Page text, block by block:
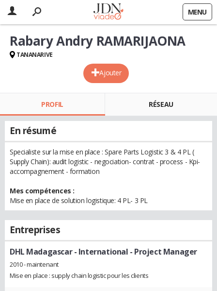
MENU
Ajouter
Rabary Andry RAMARIJAONA
TANANARIVE
PROFIL RÉSEAU
En résumé
Specialiste sur la mise en place : Spare Parts Logistic 3 & 4 PL (
Supply Chain): audit logistic - negociation- contrat - process - Kpi-
accompagnement - formation
Mes compétences :
Mise en place de solution logistique: 4 PL- 3 PL
Entreprises
DHL Madagascar - International - Project Manager
2010 - maintenant
Mise en place : supply chain logistic pour les clients